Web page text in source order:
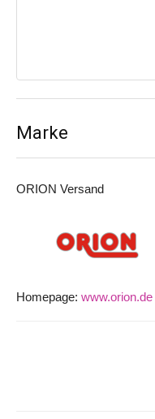
Marke
ORION Versand
Homepage: www.orion.de